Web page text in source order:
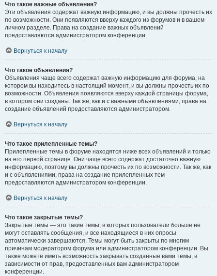
Что такое важные объявления?
Эти объявления содержат важную информацию, и вы должны прочесть их
по возможности. Они появляются вверху каждого из форумов и в вашем
личном разделе. Права на создание важных объявлений
предоставляются администратором конференции.
Вернуться к началу
Что такое объявления?
Объявления чаще всего содержат важную информацию для форума, на
котором вы находитесь в настоящий момент, и вы должны прочесть их по
возможности. Объявления появляются вверху каждой страницы форума,
в котором они созданы. Так же, как и с важными объявлениями, права на
создание объявлений предоставляются администратором.
Вернуться к началу
Что такое прилепленные темы?
Прилепленные темы в форуме находятся ниже всех объявлений и только
на его первой странице. Они чаще всего содержат достаточно важную
информацию, поэтому вы должны прочесть их по возможности. Так же, как
и с объявлениями, права на создание прилепленных тем
предоставляются администратором конференции.
Вернуться к началу
Что такое закрытые темы?
Закрытые темы — это такие темы, в которых пользователи больше не
могут оставлять сообщения, и все находящиеся в них опросы
автоматически завершаются. Темы могут быть закрыты по многим
причинам модератором форума или администратором конференции. Вы
также можете иметь возможность закрывать созданные вами темы, в
зависимости от прав, предоставленных вам администратором
конференции.